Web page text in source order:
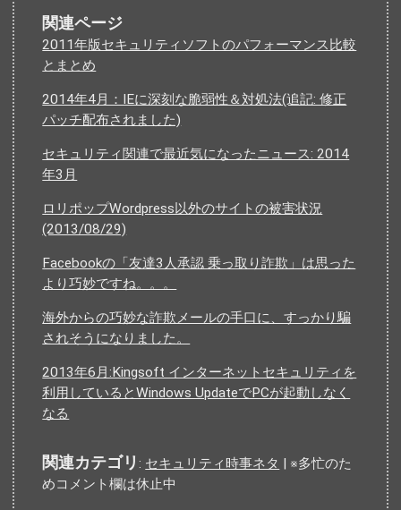
関連ページ
2011年版セキュリティソフトのパフォーマンス比較
とまとめ
2014年4月：IEに深刻な脆弱性＆対処法(追記: 修正
パッチ配布されました)
セキュリティ関連で最近気になったニュース: 2014
年3月
ロリポップWordpress以外のサイトの被害状況
(2013/08/29)
Facebookの「友達3人承認 乗っ取り詐欺」は思った
より巧妙ですね。。。
海外からの巧妙な詐欺メールの手口に、すっかり騙
されそうになりました。
2013年6月:Kingsoft インターネットセキュリティを
利用しているとWindows UpdateでPCが起動しなく
なる
関連カテゴリ: セキュリティ時事ネタ | ※多忙のた
めコメント欄は休止中